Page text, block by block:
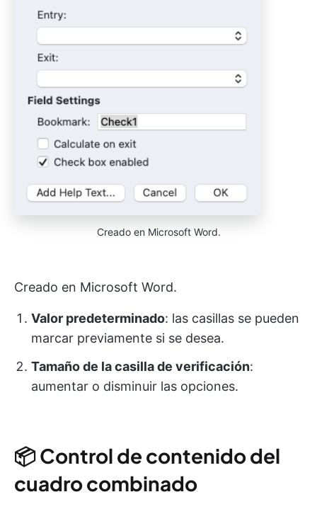
Creado en Microsoft Word.
Creado en Microsoft Word.
Valor predeterminado: las casillas se pueden
marcar previamente si se desea.
Tamaño de la casilla de verificación:
aumentar o disminuir las opciones.
📦Control de contenido del
cuadro combinado